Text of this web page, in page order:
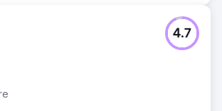
ha raggiunto una media di oltre
al mese, grazie al lavoro di
4.7